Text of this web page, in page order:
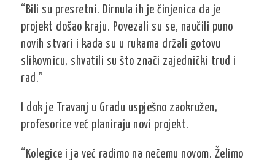
“Bili su presretni. Dirnula ih je činjenica da je
projekt došao kraju. Povezali su se, naučili puno
novih stvari i kada su u rukama držali gotovu
slikovnicu, shvatili su što znači zajednički trud i
rad.”
I dok je Travanj u Gradu uspješno zaokružen,
profesorice već planiraju novi projekt.
“Kolegice i ja već radimo na nečemu novom. Želimo